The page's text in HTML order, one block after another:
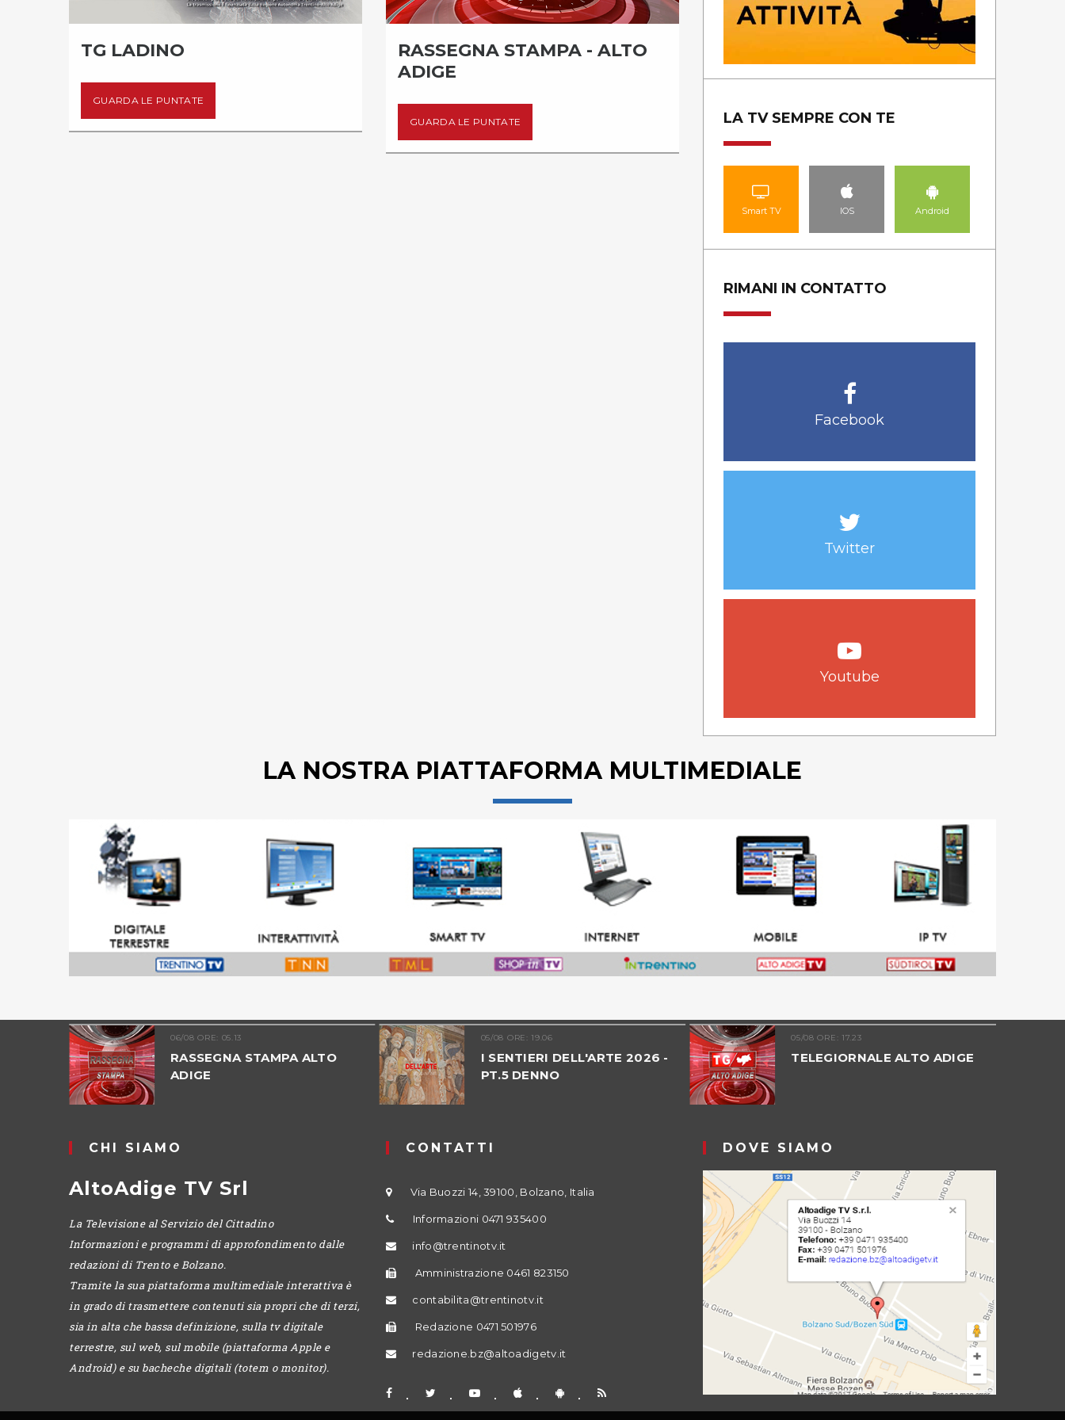
TG LADINO
GUARDA LE PUNTATE
RASSEGNA STAMPA - ALTO
ADIGE
GUARDA LE PUNTATE
TG LADINO
LA TV SEMPRE CON TE
Smart TV IOS Android
RIMANI IN CONTATTO
Facebook
Twitter
Youtube
LA NOSTRA PIATTAFORMA MULTIMEDIALE
06/08 ORE: 05.13
RASSEGNA STAMPA ALTO
ADIGE
05/08 ORE: 19.06
I SENTIERI DELL'ARTE 2026 -
PT.5 DENNO
05/08 ORE: 17.23
TELEGIORNALE ALTO ADIGE
CHI SIAMO
AltoAdige TV Srl
La Televisione al Servizio del Cittadino
Informazioni e programmi di approfondimento dalle
redazioni di Trento e Bolzano.
Tramite la sua piattaforma multimediale interattiva è
in grado di trasmettere contenuti sia propri che di terzi,
sia in alta che bassa definizione, sulla tv digitale
terrestre, sul web, sul mobile (piattaforma Apple e
Android) e su bacheche digitali (totem o monitor).
CONTATTI
Via Buozzi 14, 39100, Bolzano, Italia
Informazioni 0471 935400
info@trentinotv.it
Amministrazione 0461 823150
contabilita@trentinotv.it
Redazione 0471 501976
redazione.bz@altoadigetv.it
DOVE SIAMO